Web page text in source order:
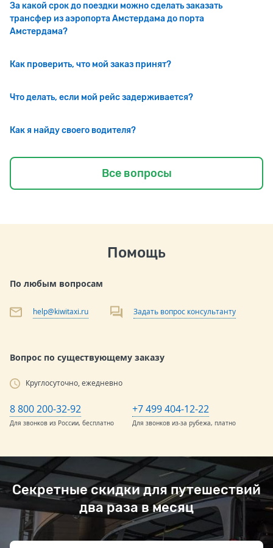
За какой срок до поездки можно сделать заказать
трансфер из аэропорта Амстердама до порта
Амстердама?
Как проверить, что мой заказ принят?
Что делать, если мой рейс задерживается?
Как я найду своего водителя?
Все вопросы
Помощь
По любым вопросам
help@kiwitaxi.ru Задать вопрос консультанту
Вопрос по существующему заказу
Круглосуточно, ежедневно
8 800 200-32-92
Для звонков из России, бесплатно
+7 499 404-12-22
Для звонков из-за рубежа, платно
Секретные скидки для путешествий
два раза в месяц